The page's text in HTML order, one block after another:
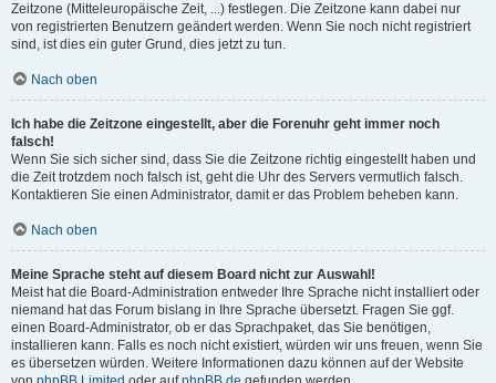
Zeitzone (Mitteleuropäische Zeit, ...) festlegen. Die Zeitzone kann dabei nur
von registrierten Benutzern geändert werden. Wenn Sie noch nicht registriert
sind, ist dies ein guter Grund, dies jetzt zu tun.
Nach oben
Ich habe die Zeitzone eingestellt, aber die Forenuhr geht immer noch
falsch!
Wenn Sie sich sicher sind, dass Sie die Zeitzone richtig eingestellt haben und
die Zeit trotzdem noch falsch ist, geht die Uhr des Servers vermutlich falsch.
Kontaktieren Sie einen Administrator, damit er das Problem beheben kann.
Nach oben
Meine Sprache steht auf diesem Board nicht zur Auswahl!
Meist hat die Board-Administration entweder Ihre Sprache nicht installiert oder
niemand hat das Forum bislang in Ihre Sprache übersetzt. Fragen Sie ggf.
einen Board-Administrator, ob er das Sprachpaket, das Sie benötigen,
installieren kann. Falls es noch nicht existiert, würden wir uns freuen, wenn Sie
es übersetzen würden. Weitere Informationen dazu können auf der Website